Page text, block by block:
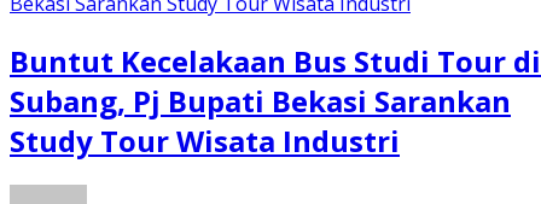
Buntut Kecelakaan Bus Studi Tour di
Subang, Pj Bupati Bekasi Sarankan
Study Tour Wisata Industri